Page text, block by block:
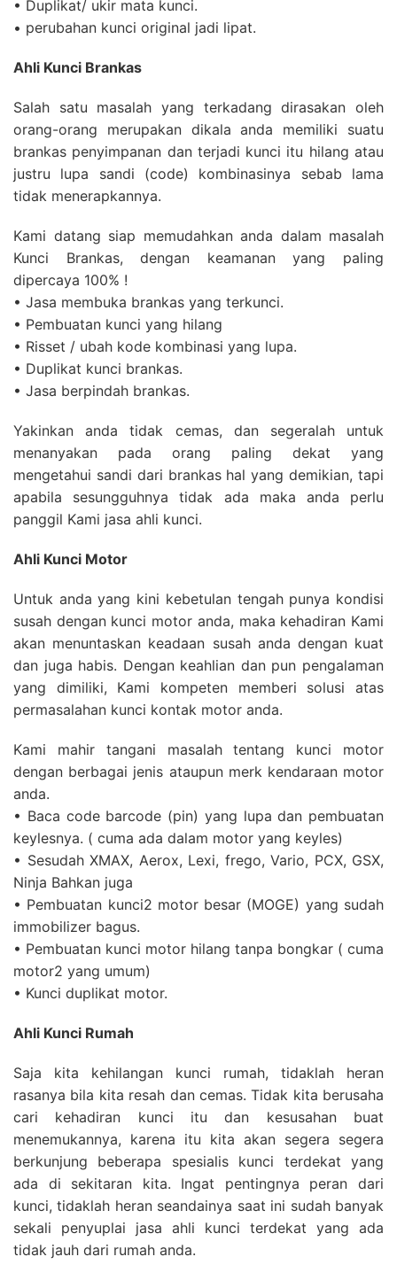
• Duplikat/ ukir mata kunci.
• perubahan kunci original jadi lipat.
Ahli Kunci Brankas
Salah satu masalah yang terkadang dirasakan oleh
orang-orang merupakan dikala anda memiliki suatu
brankas penyimpanan dan terjadi kunci itu hilang atau
justru lupa sandi (code) kombinasinya sebab lama
tidak menerapkannya.
Kami datang siap memudahkan anda dalam masalah
Kunci Brankas, dengan keamanan yang paling
dipercaya 100% !
• Jasa membuka brankas yang terkunci.
• Pembuatan kunci yang hilang
• Risset / ubah kode kombinasi yang lupa.
• Duplikat kunci brankas.
• Jasa berpindah brankas.
Yakinkan anda tidak cemas, dan segeralah untuk
menanyakan pada orang paling dekat yang
mengetahui sandi dari brankas hal yang demikian, tapi
apabila sesungguhnya tidak ada maka anda perlu
panggil Kami jasa ahli kunci.
Ahli Kunci Motor
Untuk anda yang kini kebetulan tengah punya kondisi
susah dengan kunci motor anda, maka kehadiran Kami
akan menuntaskan keadaan susah anda dengan kuat
dan juga habis. Dengan keahlian dan pun pengalaman
yang dimiliki, Kami kompeten memberi solusi atas
permasalahan kunci kontak motor anda.
Kami mahir tangani masalah tentang kunci motor
dengan berbagai jenis ataupun merk kendaraan motor
anda.
• Baca code barcode (pin) yang lupa dan pembuatan
keylesnya. ( cuma ada dalam motor yang keyles)
• Sesudah XMAX, Aerox, Lexi, frego, Vario, PCX, GSX,
Ninja Bahkan juga
• Pembuatan kunci2 motor besar (MOGE) yang sudah
immobilizer bagus.
• Pembuatan kunci motor hilang tanpa bongkar ( cuma
motor2 yang umum)
• Kunci duplikat motor.
Ahli Kunci Rumah
Saja kita kehilangan kunci rumah, tidaklah heran
rasanya bila kita resah dan cemas. Tidak kita berusaha
cari kehadiran kunci itu dan kesusahan buat
menemukannya, karena itu kita akan segera segera
berkunjung beberapa spesialis kunci terdekat yang
ada di sekitaran kita. Ingat pentingnya peran dari
kunci, tidaklah heran seandainya saat ini sudah banyak
sekali penyuplai jasa ahli kunci terdekat yang ada
tidak jauh dari rumah anda.